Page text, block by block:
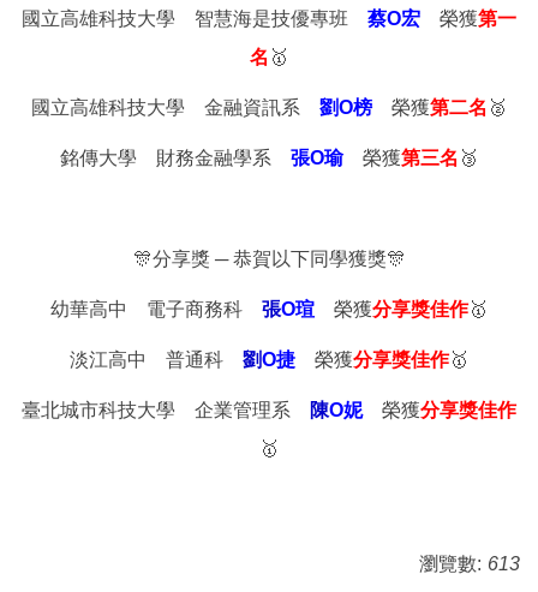
國立高雄科技大學 智慧海是技優專班 蔡O宏 榮獲第一
名 🥇
國立高雄科技大學 金融資訊系 劉O榜 榮獲第二名 🥈
銘傳大學 財務金融學系 張O瑜榮獲第三名 🥉
🎊分享獎 ─ 恭賀以下同學獲獎🎊
幼華高中 電子商務科 張O瑄 榮獲分享獎佳作🥇
淡江高中 普通科 劉O捷 榮獲分享獎佳作🥇
臺北城市科技大學 企業管理系 陳O妮榮獲分享獎佳作
🥇
瀏覽數: 613